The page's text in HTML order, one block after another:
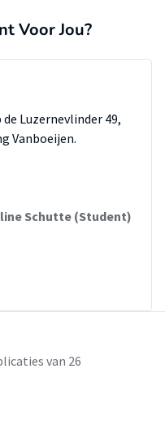
Voor Jou?
Luzernevlinder 49,
Vanboeijen.
Schutte (Student)
van 26